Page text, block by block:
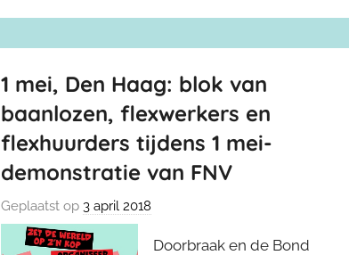
1 mei, Den Haag: blok van
baanlozen, flexwerkers en
flexhuurders tijdens 1 mei-
demonstratie van FNV
Geplaatst op 3 april 2018
Doorbraak en de Bond